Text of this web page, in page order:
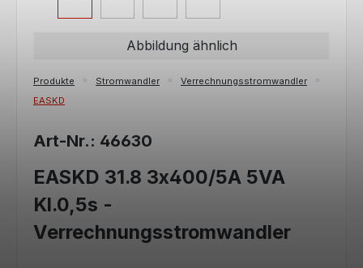
Abbildung ähnlich
Produkte Stromwandler
Verrechnungsstromwandler
EASKD
Art-Nr.: 46630
EASKD 31.8 3x400/5A 5VA
Kl.0,5s -
Verrechnungsstromwandler